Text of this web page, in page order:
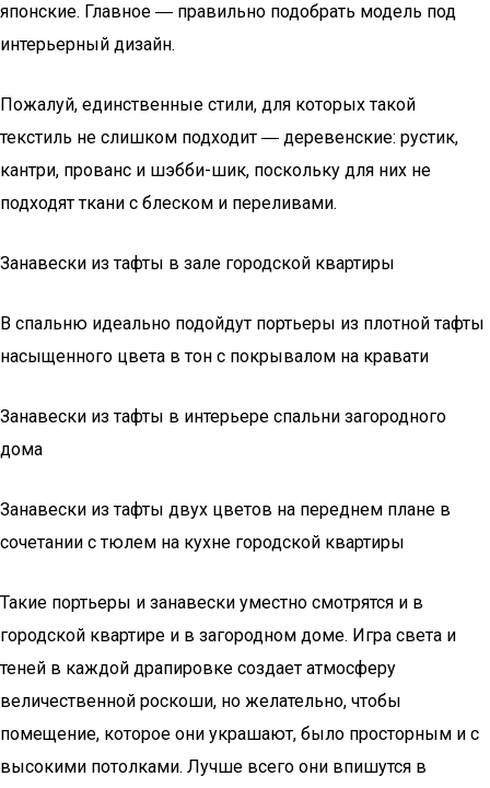
японские. Главное ― правильно подобрать модель под
интерьерный дизайн.
Пожалуй, единственные стили, для которых такой
текстиль не слишком подходит ― деревенские: рустик,
кантри, прованс и шэбби-шик, поскольку для них не
подходят ткани с блеском и переливами.
Занавески из тафты в зале городской квартиры
В спальню идеально подойдут портьеры из плотной тафты
насыщенного цвета в тон с покрывалом на кравати
Занавески из тафты в интерьере спальни загородного
дома
Занавески из тафты двух цветов на переднем плане в
сочетании с тюлем на кухне городской квартиры
Такие портьеры и занавески уместно смотрятся и в
городской квартире и в загородном доме. Игра света и
теней в каждой драпировке создает атмосферу
величественной роскоши, но желательно, чтобы
помещение, которое они украшают, было просторным и с
высокими потолками. Лучше всего они впишутся в